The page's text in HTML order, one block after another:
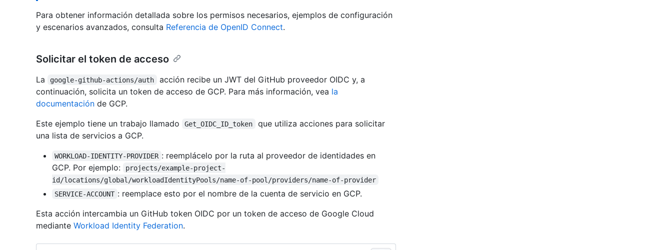
Para obtener información detallada sobre los permisos necesarios, ejemplos de configuración
y escenarios avanzados, consulta Referencia de OpenID Connect.
Solicitar el token de acceso
La google-github-actions/auth
acción recibe un JWT del GitHub proveedor OIDC y, a
continuación, solicita un token de acceso de GCP. Para más información, vea la
documentación de GCP.
Este ejemplo tiene un trabajo llamado
Get_OIDC_ID_token
que utiliza acciones para solicitar
una lista de servicios a GCP.
WORKLOAD-IDENTITY-PROVIDER : reemplácelo por la ruta al proveedor de identidades en
GCP. Por ejemplo:
projects/example-project-
id/locations/global/workloadIdentityPools/name-of-pool/providers/name-of-provider
SERVICE-ACCOUNT : reemplace esto por el nombre de la cuenta de servicio en GCP.
Esta acción intercambia un GitHub token OIDC por un token de acceso de Google Cloud
mediante Workload Identity Federation.